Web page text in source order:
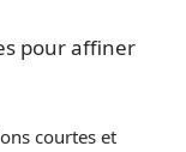
pour affiner
courtes et